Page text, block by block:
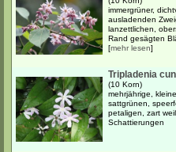
immergrüner,
ausladenden
lanzettlichen,
Rand gesägten
[mehr lesen]
Tripladenia
(10 Korn)
mehrjährige,
sattgrünen,
petaligen, zart
Schattierungen